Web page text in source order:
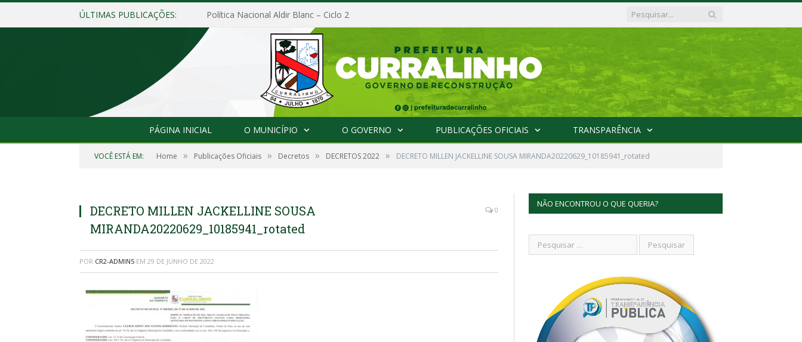
ÚLTIMAS PUBLICAÇÕES: Política Nacional Aldir Blanc – Ciclo 2
PÁGINA INICIAL O MUNICÍPIO O GOVERNO PUBLICAÇÕES OFICIAIS TRANSPARÊNCIA
VOCÊ ESTÁ EM: Home » Publicações Oficiais » Decretos » DECRETOS 2022 » DECRETO MILLEN JACKELLINE SOUSA MIRANDA20220629_10185941_rotated
DECRETO MILLEN JACKELLINE SOUSA
MIRANDA20220629_10185941_rotated
0
POR CR2-ADMIN5 EM 29 DE JUNHO DE 2022
NÃO ENCONTROU O QUE QUERIA?